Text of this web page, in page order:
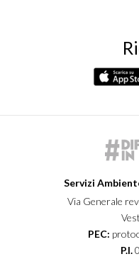
Servizi
Via Generale
PEC:
P.I.